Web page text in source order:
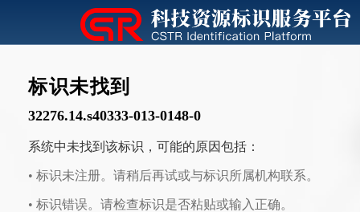
标识未找到
32276.14.s40333-013-0148-0
系统中未找到该标识，可能的原因包括：
• 标识未注册。请稍后再试或与标识所属机构联系。
• 标识错误。请检查标识是否粘贴或输入正确。